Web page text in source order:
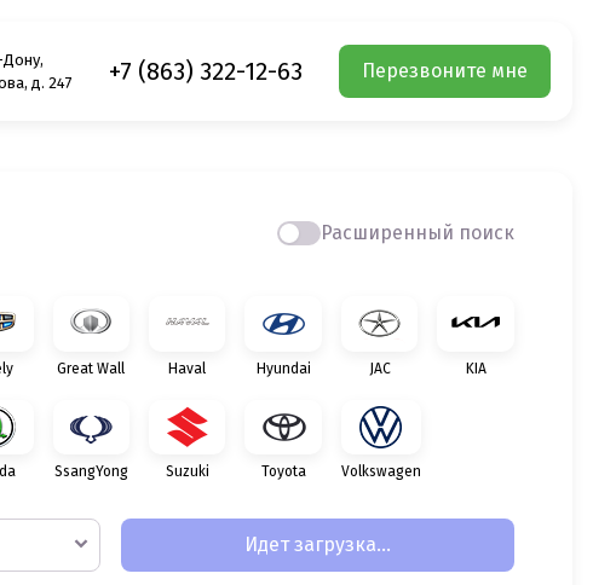
д. 247
+7 (863) 322-12-63 Перезвоните мне
Расширенный поиск
Great Wall Haval Hyundai JAC KIA
SsangYong Suzuki Toyota Volkswagen
Идет загрузка...